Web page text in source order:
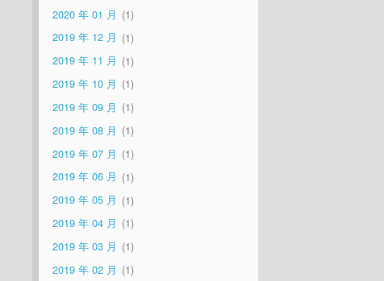
2020 年 01 月
1
2019 年 12 月
1
2019 年 11 月
1
2019 年 10 月
1
2019 年 09 月
1
2019 年 08 月
1
2019 年 07 月
1
2019 年 06 月
1
2019 年 05 月
1
2019 年 04 月
1
2019 年 03 月
1
2019 年 02 月
1